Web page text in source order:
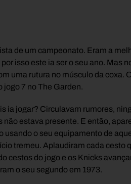
de um campeonato. Eram a
isso este ia ser o seu ano. Mas
uma rutura no músculo da coxa.
jogo 7 no The Garden.
ia jogar? Circulavam rumores,
estava presente. E então,
usando o seu equipamento de
tremeu. Aplaudiram cada cesto
cestos do jogo e os Knicks
o seu segundo em 1973.